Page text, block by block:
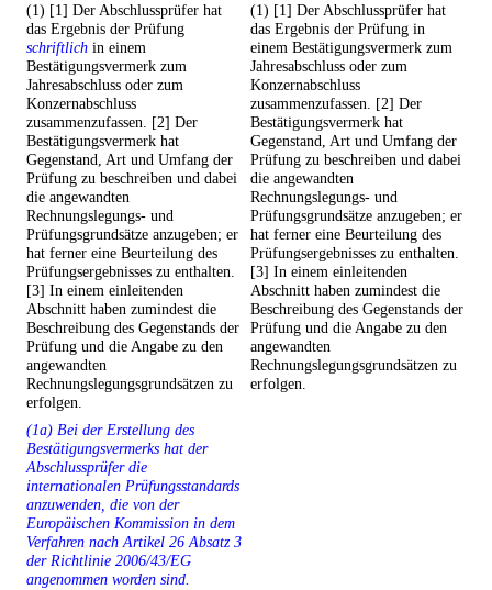
(1) [1] Der Abschlussprüfer hat
das Ergebnis der Prüfung
schriftlich in einem
Bestätigungsvermerk zum
Jahresabschluss oder zum
Konzernabschluss
zusammenzufassen. [2] Der
Bestätigungsvermerk hat
Gegenstand, Art und Umfang der
Prüfung zu beschreiben und dabei
die angewandten
Rechnungslegungs- und
Prüfungsgrundsätze anzugeben; er
hat ferner eine Beurteilung des
Prüfungsergebnisses zu enthalten.
[3] In einem einleitenden
Abschnitt haben zumindest die
Beschreibung des Gegenstands der
Prüfung und die Angabe zu den
angewandten
Rechnungslegungsgrundsätzen zu
erfolgen.
(1) [1] Der Abschlussprüfer hat
das Ergebnis der Prüfung in
einem Bestätigungsvermerk zum
Jahresabschluss oder zum
Konzernabschluss
zusammenzufassen. [2] Der
Bestätigungsvermerk hat
Gegenstand, Art und Umfang der
Prüfung zu beschreiben und dabei
die angewandten
Rechnungslegungs- und
Prüfungsgrundsätze anzugeben; er
hat ferner eine Beurteilung des
Prüfungsergebnisses zu enthalten.
[3] In einem einleitenden
Abschnitt haben zumindest die
Beschreibung des Gegenstands der
Prüfung und die Angabe zu den
angewandten
Rechnungslegungsgrundsätzen zu
erfolgen.
(1a) Bei der Erstellung des
Bestätigungsvermerks hat der
Abschlussprüfer die
internationalen Prüfungsstandards
anzuwenden, die von der
Europäischen Kommission in dem
Verfahren nach Artikel 26 Absatz 3
der Richtlinie 2006/43/EG
angenommen worden sind.